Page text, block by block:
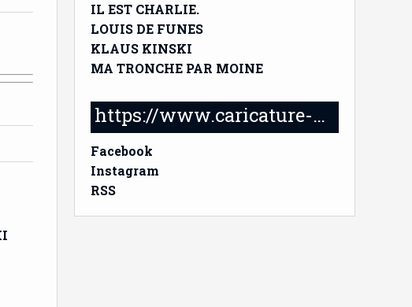
IL EST CHARLIE.
LOUIS DE FUNES
KLAUS KINSKI
MA TRONCHE PAR MOINE
https://www.caricature-delabruyere.com/
Facebook
Instagram
RSS